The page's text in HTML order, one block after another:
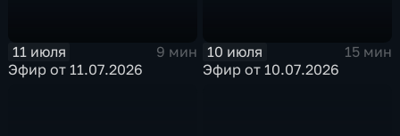
11 июля
9 мин
Эфир от 11.07.2026
10 июля
15 мин
Эфир от 10.07.2026